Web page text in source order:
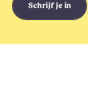
Schrijf je in